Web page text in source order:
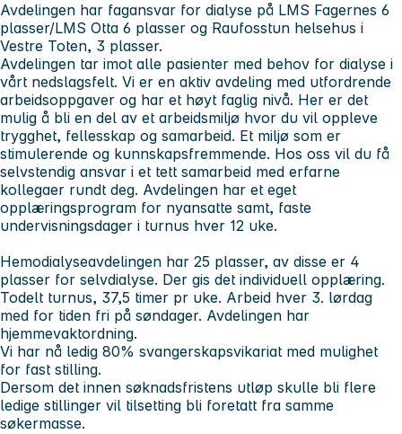
Avdelingen har fagansvar for dialyse på LMS Fagernes 6
plasser/LMS Otta 6 plasser og Raufosstun helsehus i
Vestre Toten, 3 plasser.
Avdelingen tar imot alle pasienter med behov for dialyse i
vårt nedslagsfelt. Vi er en aktiv avdeling med utfordrende
arbeidsoppgaver og har et høyt faglig nivå. Her er det
mulig å bli en del av et arbeidsmiljø hvor du vil oppleve
trygghet, fellesskap og samarbeid. Et miljø som er
stimulerende og kunnskapsfremmende. Hos oss vil du få
selvstendig ansvar i et tett samarbeid med erfarne
kollegaer rundt deg. Avdelingen har et eget
opplæringsprogram for nyansatte samt, faste
undervisningsdager i turnus hver 12 uke.
Hemodialyseavdelingen har 25 plasser, av disse er 4
plasser for selvdialyse. Der gis det individuell opplæring.
Todelt turnus, 37,5 timer pr uke. Arbeid hver 3. lørdag
med for tiden fri på søndager. Avdelingen har
hjemmevaktordning.
Vi har nå ledig 80% svangerskapsvikariat med mulighet
for fast stilling.
Dersom det innen søknadsfristens utløp skulle bli flere
ledige stillinger vil tilsetting bli foretatt fra samme
søkermasse.